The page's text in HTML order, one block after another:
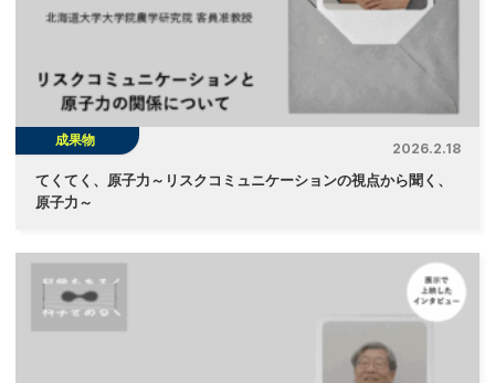
成果物
2026.2.18
てくてく、原子力～リスクコミュニケーションの視点から聞く、
原子力～